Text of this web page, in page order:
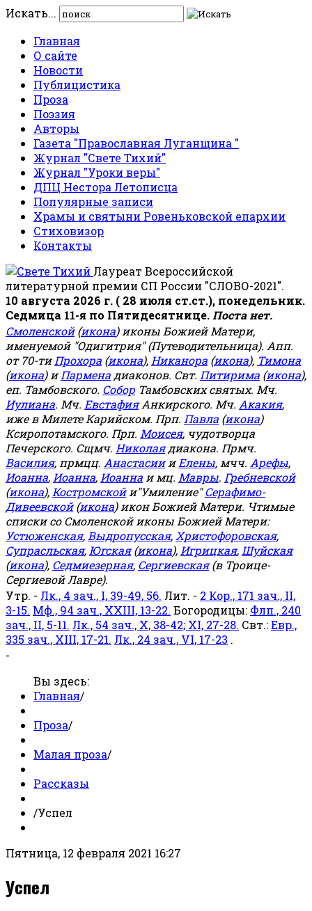
Искать...
Главная
О сайте
Новости
Публицистика
Проза
Поэзия
Авторы
Газета "Православная Луганщина "
Журнал "Свете Тихий"
Журнал "Уроки веры"
ДПЦ Нестора Летописца
Популярные записи
Храмы и святыни Ровеньковской епархии
Стиховизор
Контакты
Лауреат Всероссийской
литературной премии СП России "СЛОВО-2021".
10 августа 2026 г. ( 28 июля ст.ст.), понедельник.
Седмица 11-я по Пятидесятнице. Поста нет.
Смоленской(икона) иконы Божией Матери,
именуемой "Одигитрия" (Путеводительница). Апп.
от 70-тиПрохора (икона), Никанора (икона), Тимона
(икона) иПармена диаконов. Свт. Питирима (икона),
еп. Тамбовского. Собор Тамбовских святых. Мч.
Иулиана. Мч. ЕвстафияАнкирского. Мч. Акакия,
иже в Милете Карийском. Прп. Павла (икона)
Ксиропотамского. Прп. Моисея, чудотворца
Печерского. Сщмч. Николаядиакона. Прмч.
Василия, прмцц. АнастасиииЕлены, мчч. Арефы,
Иоанна, Иоанна, Иоанна и мц. Мавры. Гребневской
(икона), Костромскойи"Умиление"Серафимо-
Дивеевской(икона) икон Божией Матери. Чтимые
списки со Смоленской иконы Божией Матери:
Устюженская, Выдропусская, Христофоровская,
Супрасльская, Югская(икона), Игрицкая, Шуйская
(икона), Седмиезерная, Сергиевская(в Троице-
Сергиевой Лавре).
Утр. - Лк., 4 зач., I, 39-49, 56. Лит. - 2 Кор., 171 зач., II,
3-15. Мф., 94 зач., XXIII, 13-22. Богородицы: Флп., 240
зач., II, 5-11. Лк., 54 зач., X, 38-42; XI, 27-28. Свт.:Евр.,
335 зач., XIII, 17-21. Лк., 24 зач., VI, 17-23 .
-
Вы здесь:
Главная/
Проза/
Малая проза/
Рассказы
/Успел
Пятница, 12 февраля 2021 16:27
Успел